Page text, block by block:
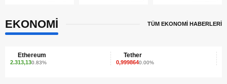
EKONOMİ TÜM EKONOMİ HABERLERİ
0,999864 1,41